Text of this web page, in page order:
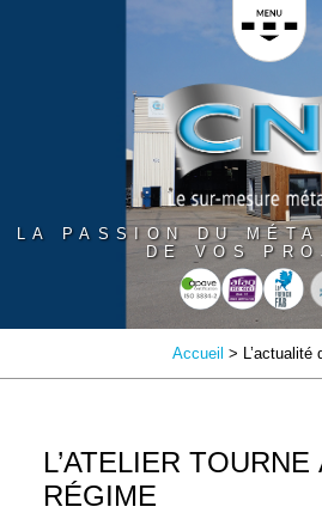
Panneau de gestion des cookies
LA PASSION DU
DE VOS
Accueil > L’actualité
L’ATELIER
RÉGIME